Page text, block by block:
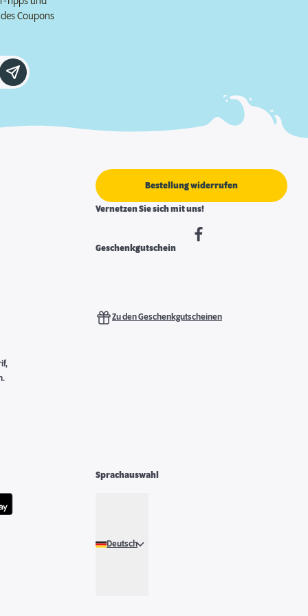
Coupons
Bestellung widerrufen
Vernetzen Sie sich mit uns!
Geschenkgutschein
Zu den Geschenkgutscheinen
Sprachauswahl
Deutsch